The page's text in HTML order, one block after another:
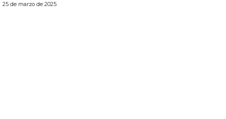
25 de marzo de 2025